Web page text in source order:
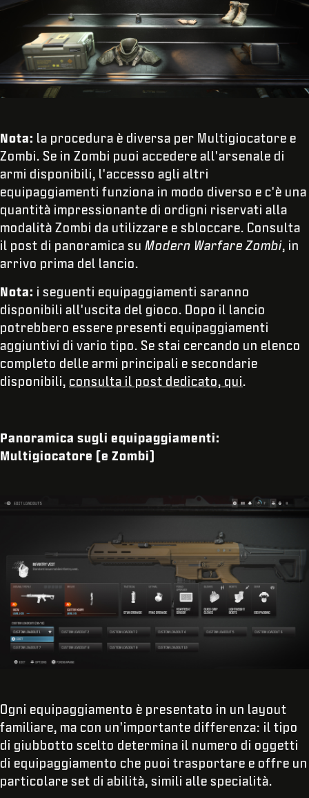
Nota: la procedura è diversa per Multigiocatore e
Zombi. Se in Zombi puoi accedere all'arsenale di
armi disponibili, l'accesso agli altri
equipaggiamenti funziona in modo diverso e c'è una
quantità impressionante di ordigni riservati alla
modalità Zombi da utilizzare e sbloccare. Consulta
il post di panoramica su Modern Warfare Zombi, in
arrivo prima del lancio.
Nota: i seguenti equipaggiamenti saranno
disponibili all'uscita del gioco. Dopo il lancio
potrebbero essere presenti equipaggiamenti
aggiuntivi di vario tipo. Se stai cercando un elenco
completo delle armi principali e secondarie
disponibili, consulta il post dedicato, qui.
Panoramica sugli equipaggiamenti:
Multigiocatore (e Zombi)
Ogni equipaggiamento è presentato in un layout
familiare, ma con un'importante differenza: il tipo
di giubbotto scelto determina il numero di oggetti
di equipaggiamento che puoi trasportare e offre un
particolare set di abilità, simili alle specialità.